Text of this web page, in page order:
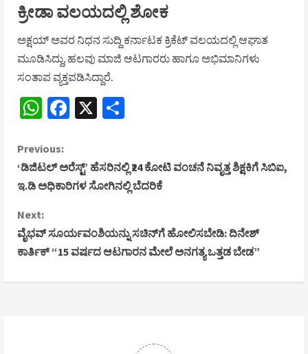
ಕ್ರೀಡಾ ವಲಯದಲ್ಲಿ ಶೋಕ
ಅಕ್ಷಯ್ ಅವರ ನಿಧನ ಸುದ್ದಿ ಕರ್ನಾಟಕ ಕ್ರಿಕೆಟ್ ವಲಯದಲ್ಲಿ ಆಘಾತ
ಮೂಡಿಸಿದ್ದು, ಹಲವು ಮಾಜಿ ಆಟಗಾರರು ಹಾಗೂ ಅಭಿಮಾನಿಗಳು
ಸಂತಾಪ ವ್ಯಕ್ತಪಡಿಸಿದ್ದಾರೆ.
WhatsApp
Facebook
X
C
o
n
t
Previous:
‘ಡಿಜಿಟಲ್ ಅರೆಸ್ಟ್’ ಹೆಸರಿನಲ್ಲಿ ₹24 ಕೋಟಿ ವಂಚನೆ ನಿವೃತ್ತ ಶಿಕ್ಷಕಿಗೆ ಸಿಬಿಐ,
ಇ.ಡಿ ಅಧಿಕಾರಿಗಳ ಸೋಗಿನಲ್ಲಿ ಬೆದರಿಕೆ
Next:
ವೈಭವ್ ಸೂರ್ಯವಂಶಿಯನ್ನು ಸಚಿನ್‌ಗೆ ಹೋಲಿಸಬೇಡಿ: ದಿನೇಶ್
ಕಾರ್ತಿಕ್ “15 ವರ್ಷದ ಆಟಗಾರನ ಮೇಲೆ ಅನಗತ್ಯ ಒತ್ತಡ ಬೇಡ”